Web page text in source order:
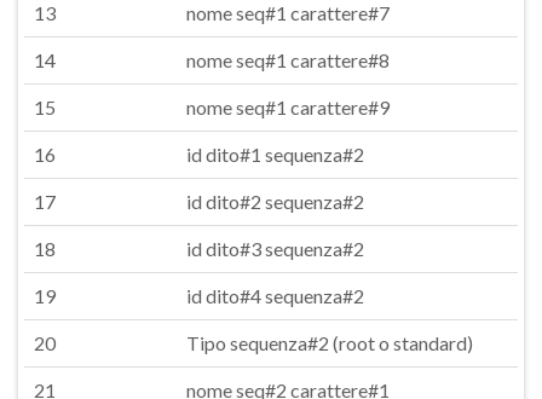
13 nome seq#1 carattere#7
14 nome seq#1 carattere#8
15 nome seq#1 carattere#9
16 id dito#1 sequenza#2
17 id dito#2 sequenza#2
18 id dito#3 sequenza#2
19 id dito#4 sequenza#2
20 Tipo sequenza#2 (root o standard)
21 nome seq#2 carattere#1